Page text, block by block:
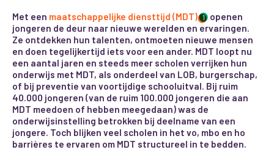
Met een maatschappelijke diensttijd (MDT) 1 openen
jongeren de deur naar nieuwe werelden en ervaringen.
Ze ontdekken hun talenten, ontmoeten nieuwe mensen
en doen tegelijkertijd iets voor een ander. MDT loopt nu
een aantal jaren en steeds meer scholen verrijken hun
onderwijs met MDT, als onderdeel van LOB, burgerschap,
of bij preventie van voortijdige schooluitval. Bij ruim
40.000 jongeren (van de ruim 100.000 jongeren die aan
MDT meedoen of hebben meegedaan) was de
onderwijsinstelling betrokken bij deelname van een
jongere. Toch blijken veel scholen in het vo, mbo en ho
barrières te ervaren om MDT structureel in te bedden.